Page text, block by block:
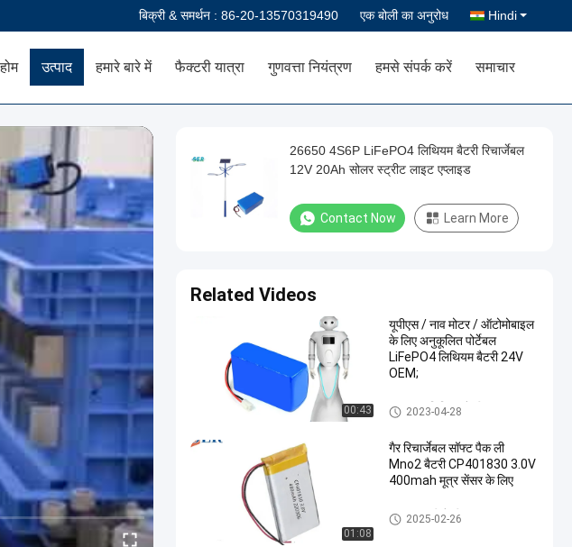
बिक्री & समर्थन : 86-20-13570319490 एक बोली का अनुरोध Hindi
होम उत्पाद हमारे बारे में फैक्टरी यात्रा गुणवत्ता नियंत्रण हमसे संपर्क करें समाचार
26650 4S6P LiFePO4 लिथियम बैटरी रिचार्जेबल
12V 20Ah सोलर स्ट्रीट लाइट एप्लाइड
Contact Now Learn More
Related Videos
00:43
यूपीएस / नाव मोटर / ऑटोमोबाइल
के लिए अनुकूलित पोर्टेबल
LiFePO4 लिथियम बैटरी 24V
OEM;
LifePO4 लिथियम बैटरी
2023-04-28
01:08
गैर रिचार्जेबल सॉफ्ट पैक ली
Mno2 बैटरी CP401830 3.0V
400mah मूत्र सेंसर के लिए
अल्ट्रा पतली बैटरी
2025-02-26